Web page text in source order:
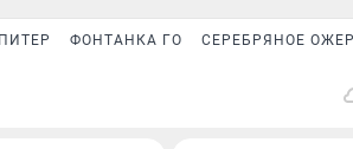
ФОНТАНКА ГО СЕРЕБРЯНОЕ